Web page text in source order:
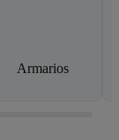
Armarios